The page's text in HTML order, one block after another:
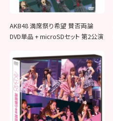
AKB48 満席祭り希望 賛否両論
DVD単品 + microSDセット 第2公演